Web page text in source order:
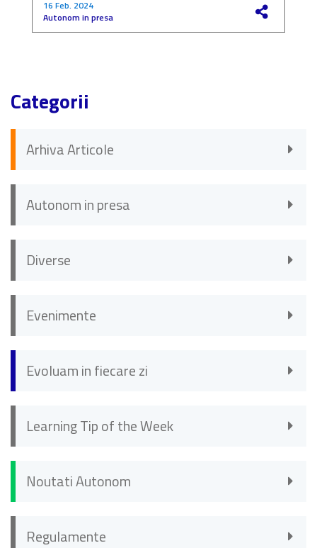
16 Feb. 2024
Autonom in presa
Categorii
Arhiva Articole
Autonom in presa
Diverse
Evenimente
Evoluam in fiecare zi
Learning Tip of the Week
Noutati Autonom
Regulamente